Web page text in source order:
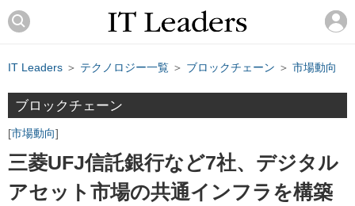
IT Leaders ＞ テクノロジー一覧 ＞ ブロックチェーン ＞ 市場動向
ブロックチェーン
市場動向
三菱UFJ信託銀行など7社、デジタル
アセット市場の共通インフラを構築